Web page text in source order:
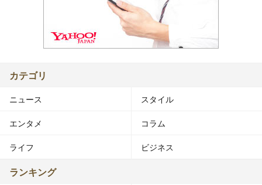
カテゴリ
ニュース スタイル
エンタメ コラム
ライフ ビジネス
ランキング